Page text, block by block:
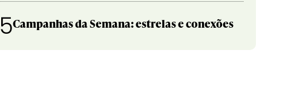
5Campanhas da Semana: estrelas e conexões